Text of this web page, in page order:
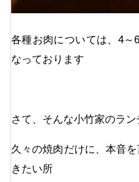
各種お肉については、4～
なっております
さて、そんな小竹家のラ
久々の焼肉だけに、本音
きたい所